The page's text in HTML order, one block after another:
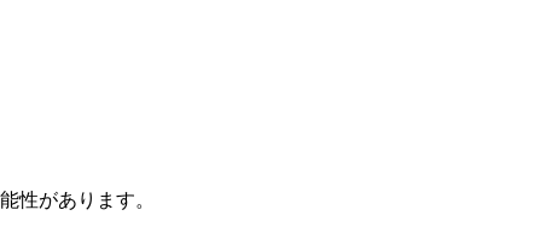
性があります。